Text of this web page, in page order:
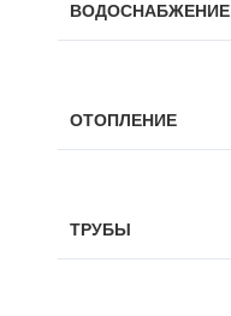
ВОДОСНАБЖЕНИЕ
ОТОПЛЕНИЕ
ТРУБЫ